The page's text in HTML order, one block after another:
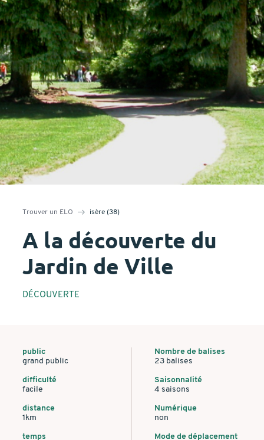
Trouver un ELO isère (38)
A la découverte du
Jardin de Ville
DÉCOUVERTE
public
grand public
difficulté
facile
distance
1km
temps
Nombre de balises
23 balises
Saisonnalité
4 saisons
Numérique
non
Mode de déplacement